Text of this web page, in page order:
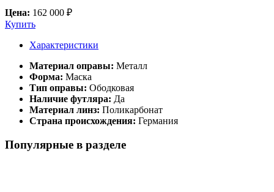
Цена: 162 000 ₽
Купить
Характеристики
Материал оправы: Металл
Форма: Маска
Тип оправы: Ободковая
Наличие футляра: Да
Материал линз: Поликарбонат
Страна происхождения: Германия
Популярные в разделе